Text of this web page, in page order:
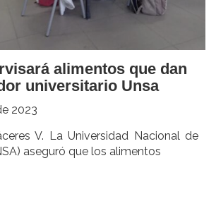
alimentos que dan
universitario Unsa
2023
V. La Universidad Nacional de
aseguró que los alimentos